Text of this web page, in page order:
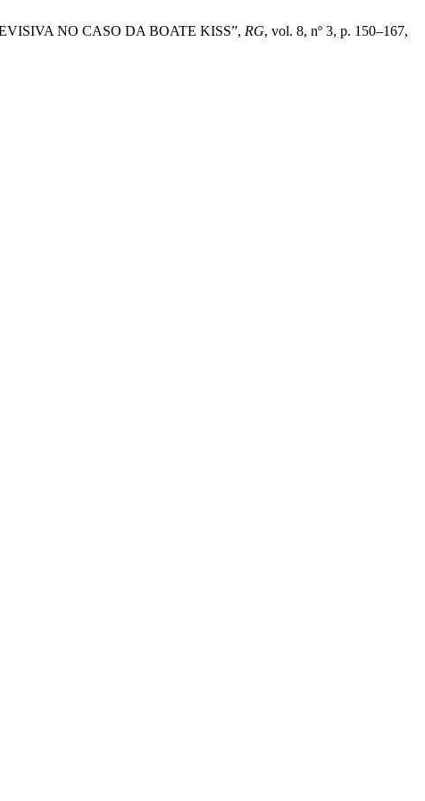
NO CASO DA BOATE KISS”, RG, vol. 8, nº 3, p. 150–167,